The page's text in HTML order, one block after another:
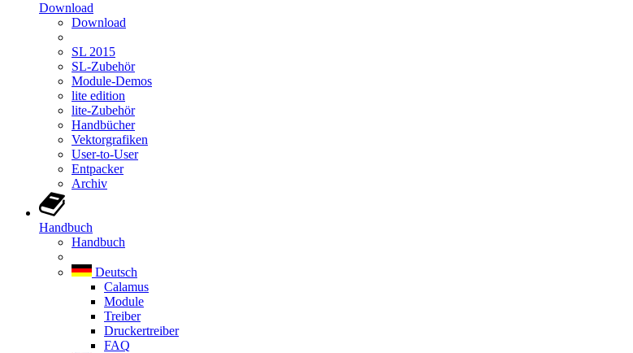
Download
Download
SL 2015
SL-Zubehör
Module-Demos
lite edition
lite-Zubehör
Handbücher
Vektorgrafiken
User-to-User
Entpacker
Archiv
Handbuch
Handbuch
Deutsch
Calamus
Module
Treiber
Druckertreiber
FAQ